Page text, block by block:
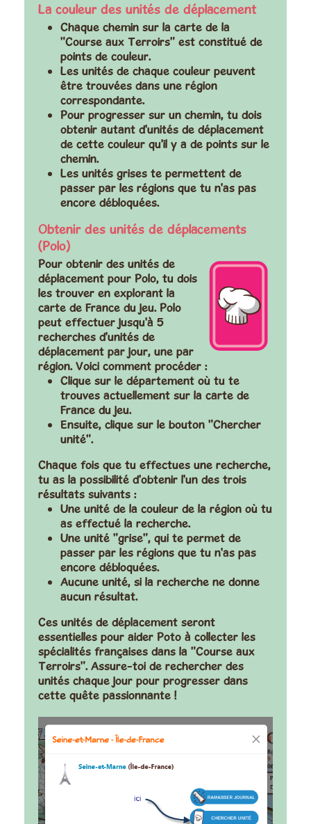
La couleur des unités de déplacement
Chaque chemin sur la carte de la
"Course aux Terroirs" est constitué de
points de couleur.
Les unités de chaque couleur peuvent
être trouvées dans une région
correspondante.
Pour progresser sur un chemin, tu dois
obtenir autant d'unités de déplacement
de cette couleur qu'il y a de points sur le
chemin.
Les unités grises te permettent de
passer par les régions que tu n'as pas
encore débloquées.
Obtenir des unités de déplacements
(Polo)
Pour obtenir des unités de
déplacement pour Polo, tu dois
les trouver en explorant la
carte de France du jeu. Polo
peut effectuer jusqu'à 5
recherches d'unités de
déplacement par jour, une par
région. Voici comment procéder :
Clique sur le département où tu te
trouves actuellement sur la carte de
France du jeu.
Ensuite, clique sur le bouton "Chercher
unité".
Chaque fois que tu effectues une recherche,
tu as la possibilité d'obtenir l'un des trois
résultats suivants :
Une unité de la couleur de la région où tu
as effectué la recherche.
Une unité "grise", qui te permet de
passer par les régions que tu n'as pas
encore débloquées.
Aucune unité, si la recherche ne donne
aucun résultat.
Ces unités de déplacement seront
essentielles pour aider Poto à collecter les
spécialités françaises dans la "Course aux
Terroirs". Assure-toi de rechercher des
unités chaque jour pour progresser dans
cette quête passionnante !